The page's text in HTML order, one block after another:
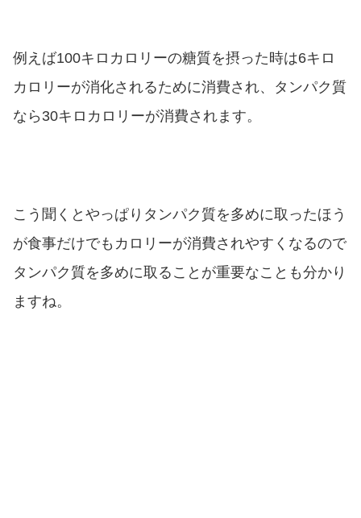
例えば100キロカロリーの糖質を摂った時は6キロ
カロリーが消化されるために消費され、タンパク質
なら30キロカロリーが消費されます。
こう聞くとやっぱりタンパク質を多めに取ったほう
が食事だけでもカロリーが消費されやすくなるので
タンパク質を多めに取ることが重要なことも分かり
ますね。